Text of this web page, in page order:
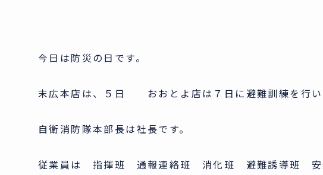
今日は防災の日です。
末広本店は、５日 おおとよ店は７日に避難訓練を行い
自衛消防隊本部長は社長です。
従業員は 指揮班 通報連絡班 消化班 避難誘導班 安